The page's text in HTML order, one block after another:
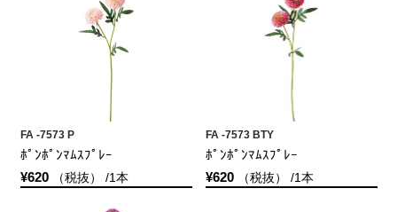
FA -7573 P
ﾎﾟﾝﾎﾟﾝﾏﾑｽﾌﾟﾚｰ
¥620（税抜） /1本
FA -7573 BTY
ﾎﾟﾝﾎﾟﾝﾏﾑｽﾌﾟﾚｰ
¥620（税抜） /1本